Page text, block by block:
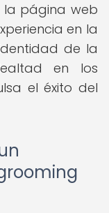
página web
en la
de la
en los
el éxito del